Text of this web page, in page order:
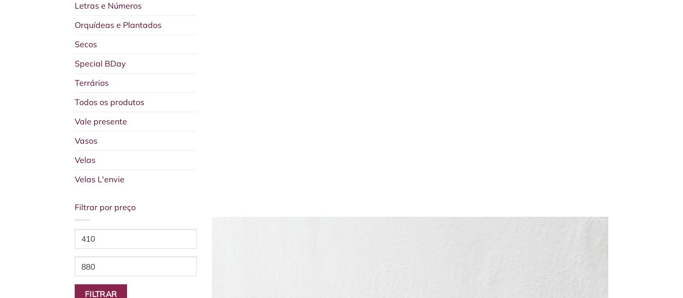
Letras e Números
Orquídeas e Plantados
Secos
Special BDay
Terrários
Todos os produtos
Vale presente
Vasos
Velas
Velas L'envie
Filtrar por preço
Preço
FILTRAR